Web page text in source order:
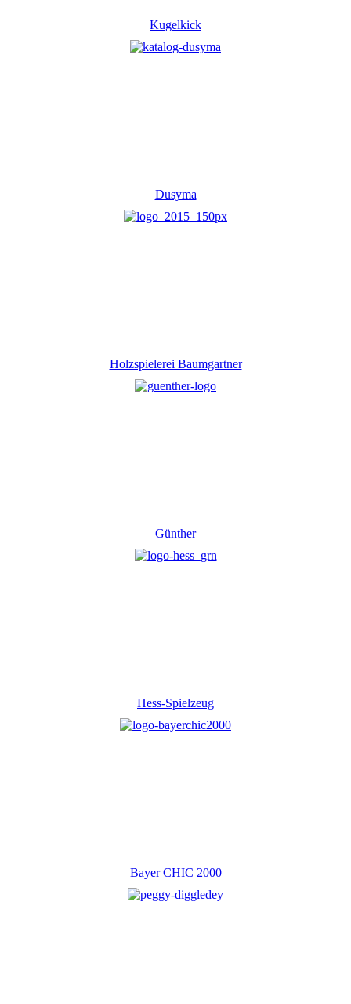
Kugelkick
Dusyma
Holzspielerei Baumgartner
Günther
Hess-Spielzeug
Bayer CHIC 2000